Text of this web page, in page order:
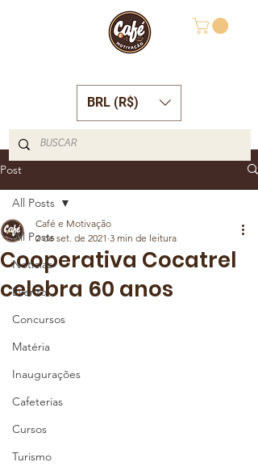
BRL (R$)
Post
All Posts
Notícias
Evento
Concursos
Matéria
Inaugurações
Cafeterias
Cursos
Turismo
All Posts
Cooperativa Cocatrel
celebra 60 anos
Café e Motivação
2 de set. de 2021 3 min de leitura